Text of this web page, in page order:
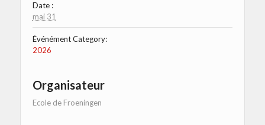
Date :
mai 31
Événément Category:
2026
Organisateur
Ecole de Froeningen